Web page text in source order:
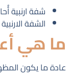
شفة ارنبية
الشفة
ما هي
عادة ما يكون